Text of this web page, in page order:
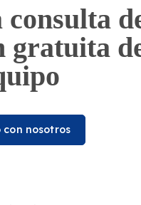
gratuita
nosotros